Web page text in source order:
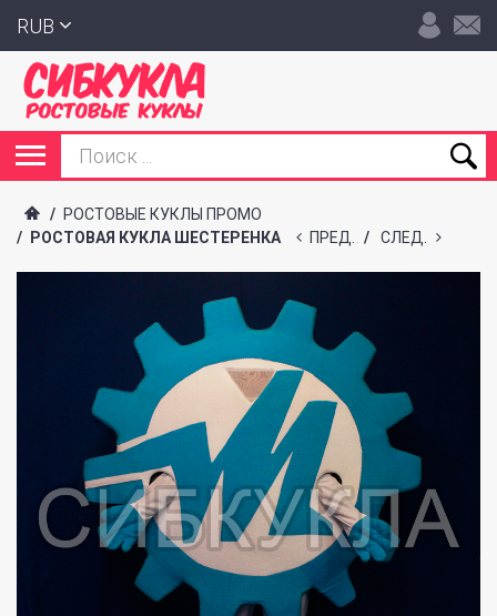
RUB
/ РОСТОВЫЕ КУКЛЫ ПРОМО
/
РОСТОВАЯ КУКЛА ШЕСТЕРЕНКА ПРЕД. / СЛЕД.